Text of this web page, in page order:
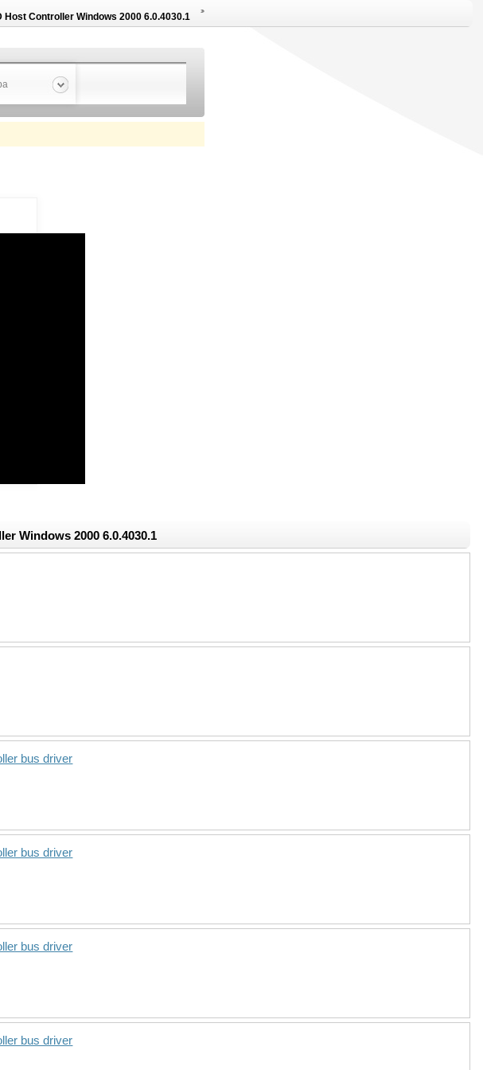
Host Controller Windows 2000 6.0.4030.1
Windows 2000 6.0.4030.1
bus driver
bus driver
bus driver
bus driver